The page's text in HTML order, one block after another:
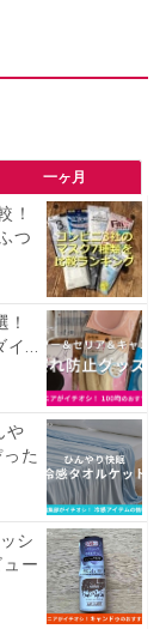
一ヶ月
！
つ
...
や
た
シ
ー